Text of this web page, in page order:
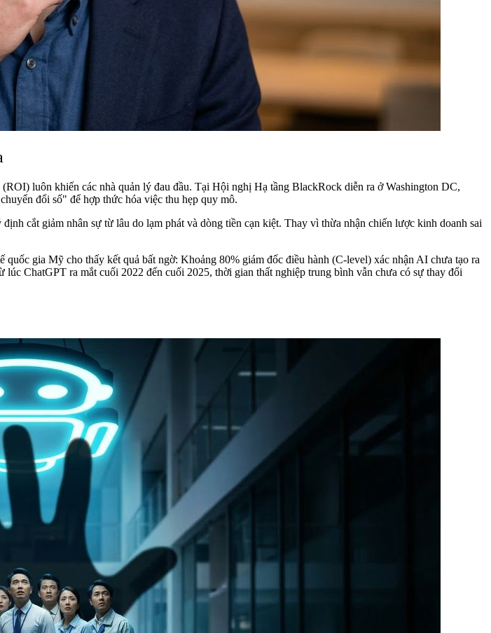
luôn khiến các nhà quản lý đau đầu. Tại Hội nghị Hạ tầng BlackRock diễn ra ở Washington DC,
đổi số" để hợp thức hóa việc thu hẹp quy mô.
cắt giảm nhân sự từ lâu do lạm phát và dòng tiền cạn kiệt. Thay vì thừa nhận chiến lược kinh doanh sai
gia Mỹ cho thấy kết quả bất ngờ: Khoảng 80% giám đốc điều hành (C-level) xác nhận AI chưa tạo ra
ChatGPT ra mắt cuối 2022 đến cuối 2025, thời gian thất nghiệp trung bình vẫn chưa có sự thay đổi